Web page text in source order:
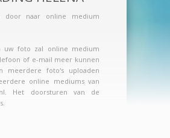
door naar online medium
uw foto zal online medium
of e-mail meer kunnen
meerdere foto's uploaden
online mediums van
Het doorsturen van de